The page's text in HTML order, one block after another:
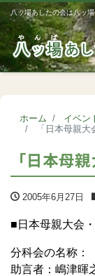
八ッ場あしたの会は八ッ
ホーム
イベン
「日本母親
「日本母
2005年6月27日
■日本母親大会
分科会の名称：
助言者：嶋津暉